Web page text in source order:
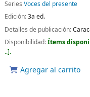
SeriesVoces del presente
Edición:3a ed.
Detalles de publicación:
Disponibilidad:Ítems
.. .
Agregar al carrito